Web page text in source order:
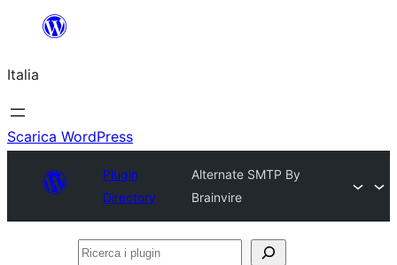
contenuto
Italia
Scarica WordPress
Plugin
Directory
Alternate SMTP By
Brainvire
Ricerca